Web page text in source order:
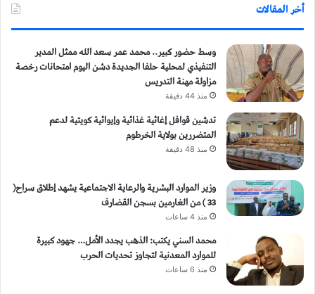
أخر المقالات
وسط حضور كبير.. محمد عمر سعد الله ممثل المدير
التنفيذي لمحلية حلفا الجديدة دشن اليوم امتحانات رخصة
مزاولة مهنة التدريس
منذ 44 دقيقة
تدشين قوافل إغاثية غذائية وإيوائية كويتية لدعم
المتضررين بولاية الخرطوم
منذ 48 دقيقة
وزير الموارد البشرية والرعاية الاجتماعية يشهد إطلاق سراح(
33 ) من الغارمين بسجن القضارف
منذ 4 ساعات
محمد السني يكتب: الذهب يجدد الأمل… جهود كبيرة
للموارد المعدنية لتجاوز تحديات الحرب
منذ 6 ساعات